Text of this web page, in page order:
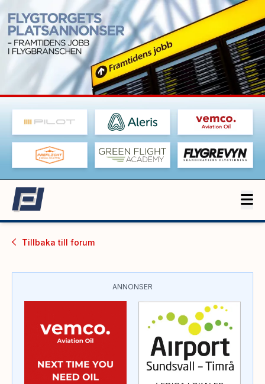
Tillbaka till forum
ANNONSER